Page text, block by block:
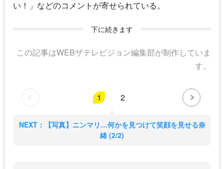
い！」などのコメントが寄せられている。
下に続きます
この記事はWEBザテレビジョン編集部が制作していま
す。
1 2
NEXT：【写真】ニンマリ…何かを見つけて笑顔を見せる奈
緒 (2/2)